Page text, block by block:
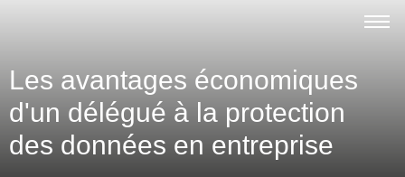
Les avantages économiques
d'un délégué à la protection
des données en entreprise